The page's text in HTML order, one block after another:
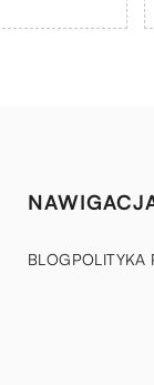
BLOGPOLITYKA